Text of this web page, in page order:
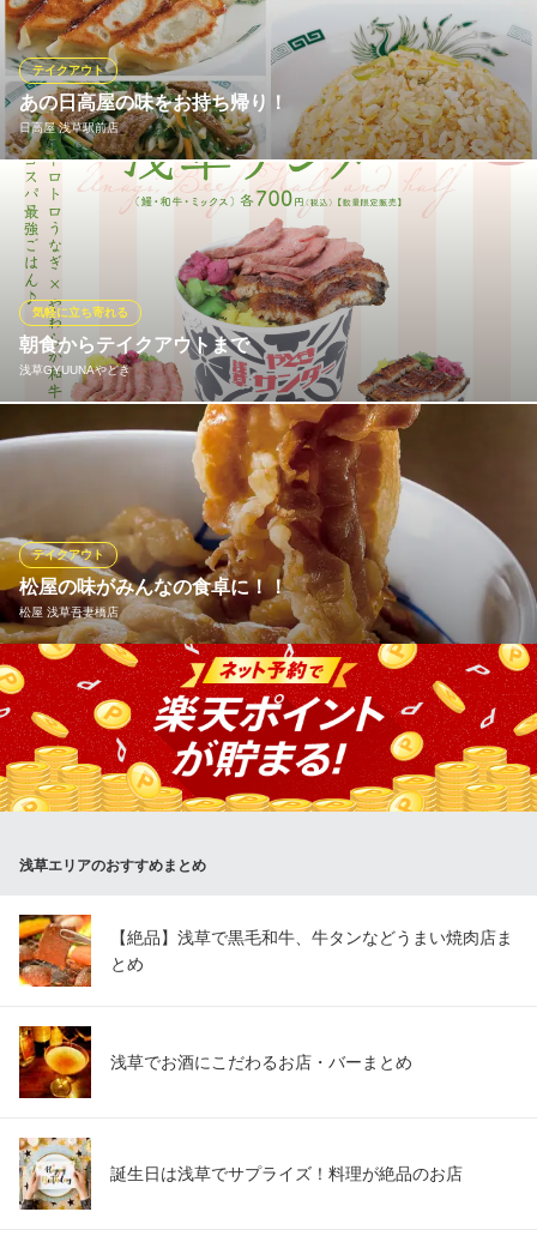
鳥良商店 浅草すしや通り店
鶏料理
つくばエクスプレス浅草駅A1番出口 徒歩2分
東京都台東区浅草1-12-9 東京会館1F
あの日高屋の味をお持ち帰り！
日高屋 浅草駅前店
テイクアウト
日高屋の人気メニューは、全店お持ち帰りいただけます。しか
も、店内でお召し上がりいただくよりお得なメニューも！ 焼餃子
(6コ入)230円、冷凍生餃子(30コ入)600円、チャーハン460円（大
盛は570円）、ニラレバ炒め500円、唐揚げ(7コ入)530円。他に
も、お持ち帰り可能なメニューを豊富にご用意！職場やご家庭で
も是非！
日高屋 浅草駅前店
地下鉄銀座線浅草駅1番出口 徒歩1分
東京都台東区浅草1-2-3 浅草タウンホテル1F
朝食からテイクアウトまで
浅草GYUUNAやどき
気軽に立ち寄れる
朝8時から営業しておりうなぎと和牛のおにぎりに具沢山の牛汁が
付いた「ととのう朝食」で贅沢な一日をスタートできます。ま
た、食べ歩きに最適な「牛鰻MIXサンダー」や、お土産にもぴっ
たりのわっぱ飯などテイクアウトメニューも充実。ランチやディ
ナーはもちろん、様々なシーンに合わせて気軽に立ち寄れるのが
魅力です。
浅草GYUUNAやどき
鰻と和牛を味わう和食店
つくばエクスプレス浅草駅 徒歩3分
東京都台東区浅草1-23-9
松屋の味がみんなの食卓に！！
松屋 浅草吾妻橋店
テイクアウト
健康で豊かな食生活を応援する松屋では、一部のメニューをのぞ
き「できたて」をその場でお持ち帰りいただけます。 朝食・ラン
チタイム・夕飯や夜食など、いろいろなシーンに合わせてぜひご
利用ください！
地下鉄銀座線浅草駅2番出口 徒歩1分
浅草エリアのおすすめまとめ
【絶品】浅草で黒毛和牛、牛タンなどうまい焼肉店ま
とめ
浅草でお酒にこだわるお店・バーまとめ
誕生日は浅草でサプライズ！料理が絶品のお店